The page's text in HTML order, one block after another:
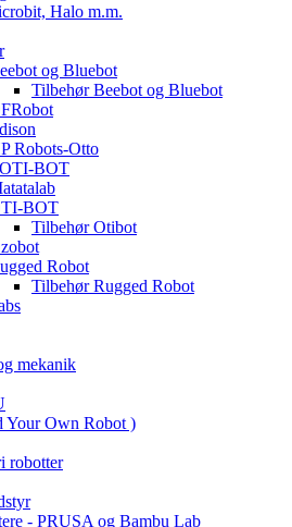
Halo m.m.
og Bluebot
Tilbehør Beebot og Bluebot
Robots-Otto
BOT
BOT
Tilbehør Otibot
Robot
Tilbehør Rugged Robot
mekanik
Own Robot )
robotter
- PRUSA og Bambu Lab